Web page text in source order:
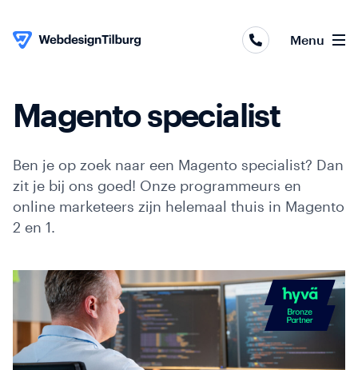
Skip to content
Menu
Websites
marketing
Portfolio
ons
Contact
Blog
Magento specialist
Ben je op zoek naar een Magento specialist? Dan
zit je bij ons goed! Onze programmeurs en
online marketeers zijn helemaal thuis in Magento
2 en 1.